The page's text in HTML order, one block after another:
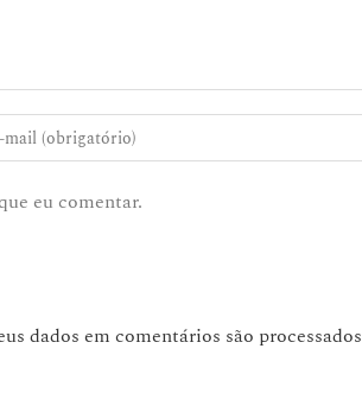
eu comentar.
dados em comentários são processados